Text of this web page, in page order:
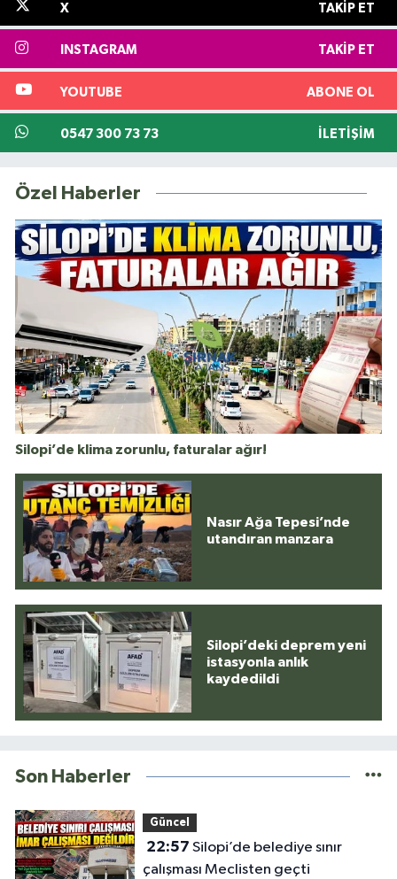
X TAKIP ET
INSTAGRAM TAKIP ET
YOUTUBE ABONE OL
0547 300 73 73 İLETIŞIM
Özel Haberler
Silopi’de klima zorunlu, faturalar ağır!
Nasır Ağa Tepesi’nde
utandıran manzara
Silopi’deki deprem yeni
istasyonla anlık
kaydedildi
Son Haberler
Güncel
22:57
çalışması Meclisten geçti